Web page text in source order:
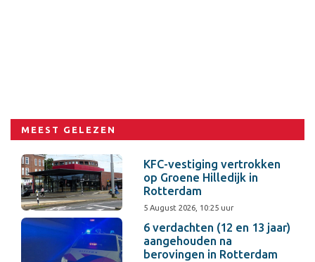
MEEST GELEZEN
KFC-vestiging vertrokken
op Groene Hilledijk in
Rotterdam
5 August 2026, 10:25 uur
6 verdachten (12 en 13 jaar)
aangehouden na
berovingen in Rotterdam